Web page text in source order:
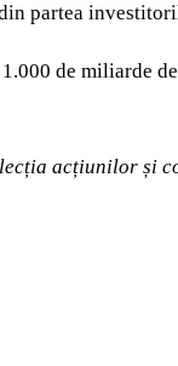
partea
de
acțiunilor